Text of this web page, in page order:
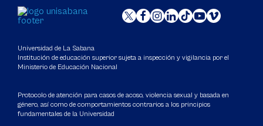
Universidad de La Sabana
Institución de educación superior sujeta a inspección y vigilancia por el
Ministerio de Educación Nacional
Protocolo de atención para casos de acoso, violencia sexual y basada en
género, así como de comportamientos contrarios a los principios
fundamentales de la Universidad